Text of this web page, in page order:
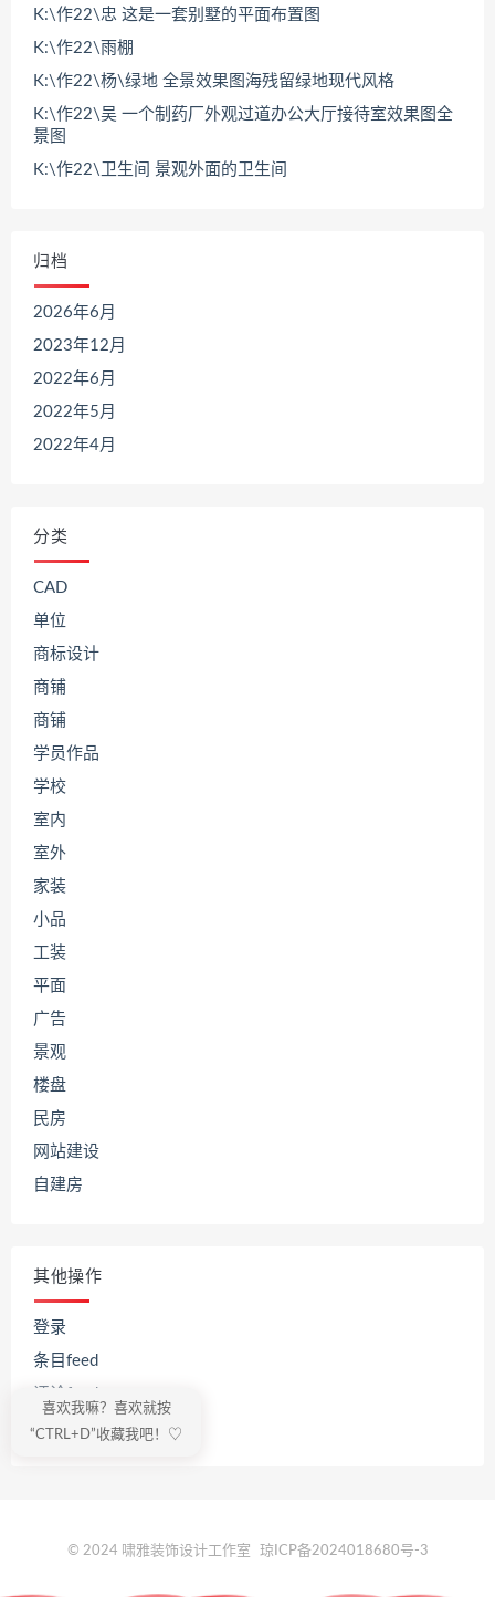
K:\作22\忠 这是一套别墅的平面布置图
K:\作22\雨棚
K:\作22\杨\绿地 全景效果图海残留绿地现代风格
K:\作22\吴 一个制药厂外观过道办公大厅接待室效果图全
景图
K:\作22\卫生间 景观外面的卫生间
归档
2026年6月
2023年12月
2022年6月
2022年5月
2022年4月
分类
CAD
单位
商标设计
商铺
商铺
学员作品
学校
室内
室外
家装
小品
工装
平面
广告
景观
楼盘
民房
网站建设
自建房
其他操作
登录
条目feed
WordPress.org
© 2024 啸雅装饰设计工作室 琼ICP备2024018680号-3
喜欢我嘛？喜欢就按
“CTRL+D”收藏我吧！♡